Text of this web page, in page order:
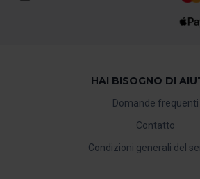
HAI BISOGNO DI
Domande frequenti
Contatto
Condizioni generali del